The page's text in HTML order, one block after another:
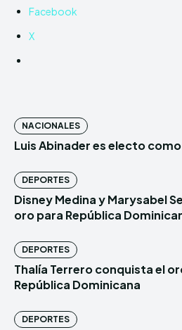
Facebook
X
NACIONALES
Luis Abinader es electo
DEPORTES
Disney Medina y Marysabel
oro para República
DEPORTES
Thalía Terrero conquista el
República Dominicana
DEPORTES